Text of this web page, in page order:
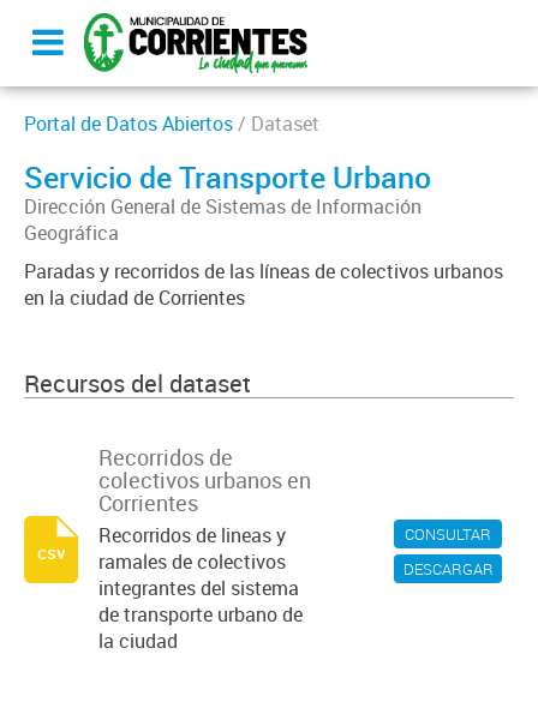
Portal de Datos Abiertos/ Dataset
Servicio de Transporte Urbano
Dirección General de Sistemas de Información
Geográfica
Paradas y recorridos de las líneas de colectivos urbanos
en la ciudad de Corrientes
Recursos del dataset
CONSULTAR
DESCARGAR
Recorridos de
colectivos urbanos en
Corrientes
Recorridos de lineas y
ramales de colectivos
integrantes del sistema
de transporte urbano de
la ciudad
csv